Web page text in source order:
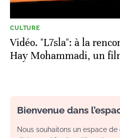
CULTURE
Vidéo. "L7sla": à la
Hay Mohammadi, un
Bienvenue dans
Nous souhaitons un espace